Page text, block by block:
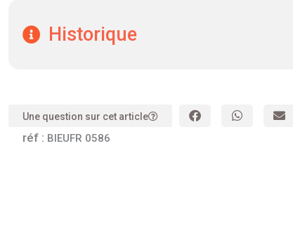
Historique
Une question sur cet article
réf : BIEUFR 0586